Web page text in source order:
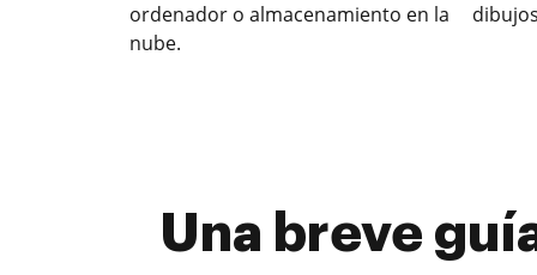
ordenador o almacenamiento en la
nube.
Una breve